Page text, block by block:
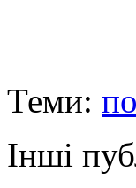
Теми:
Інші